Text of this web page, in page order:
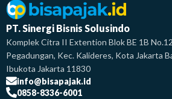
PT. Sinergi Bisnis Solusindo
Komplek Citra II Extention Blok BE 1B
Pegadungan, Kec. Kalideres, Kota Jakarta
Ibukota Jakarta 11830
info@bisapajak.id
0858-8336-6001